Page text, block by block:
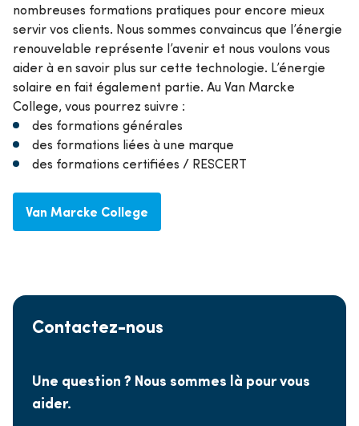
nombreuses formations pratiques pour encore mieux
servir vos clients. Nous sommes convaincus que l’énergie
renouvelable représente l’avenir et nous voulons vous
aider à en savoir plus sur cette technologie. L’énergie
solaire en fait également partie. Au Van Marcke
College, vous pourrez suivre :
des formations générales
des formations liées à une marque
des formations certifiées / RESCERT
Van Marcke College
Contactez-nous
Une question ? Nous sommes là pour vous
aider.